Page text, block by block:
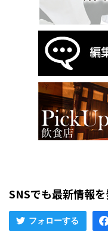
SNSでも最新情報を